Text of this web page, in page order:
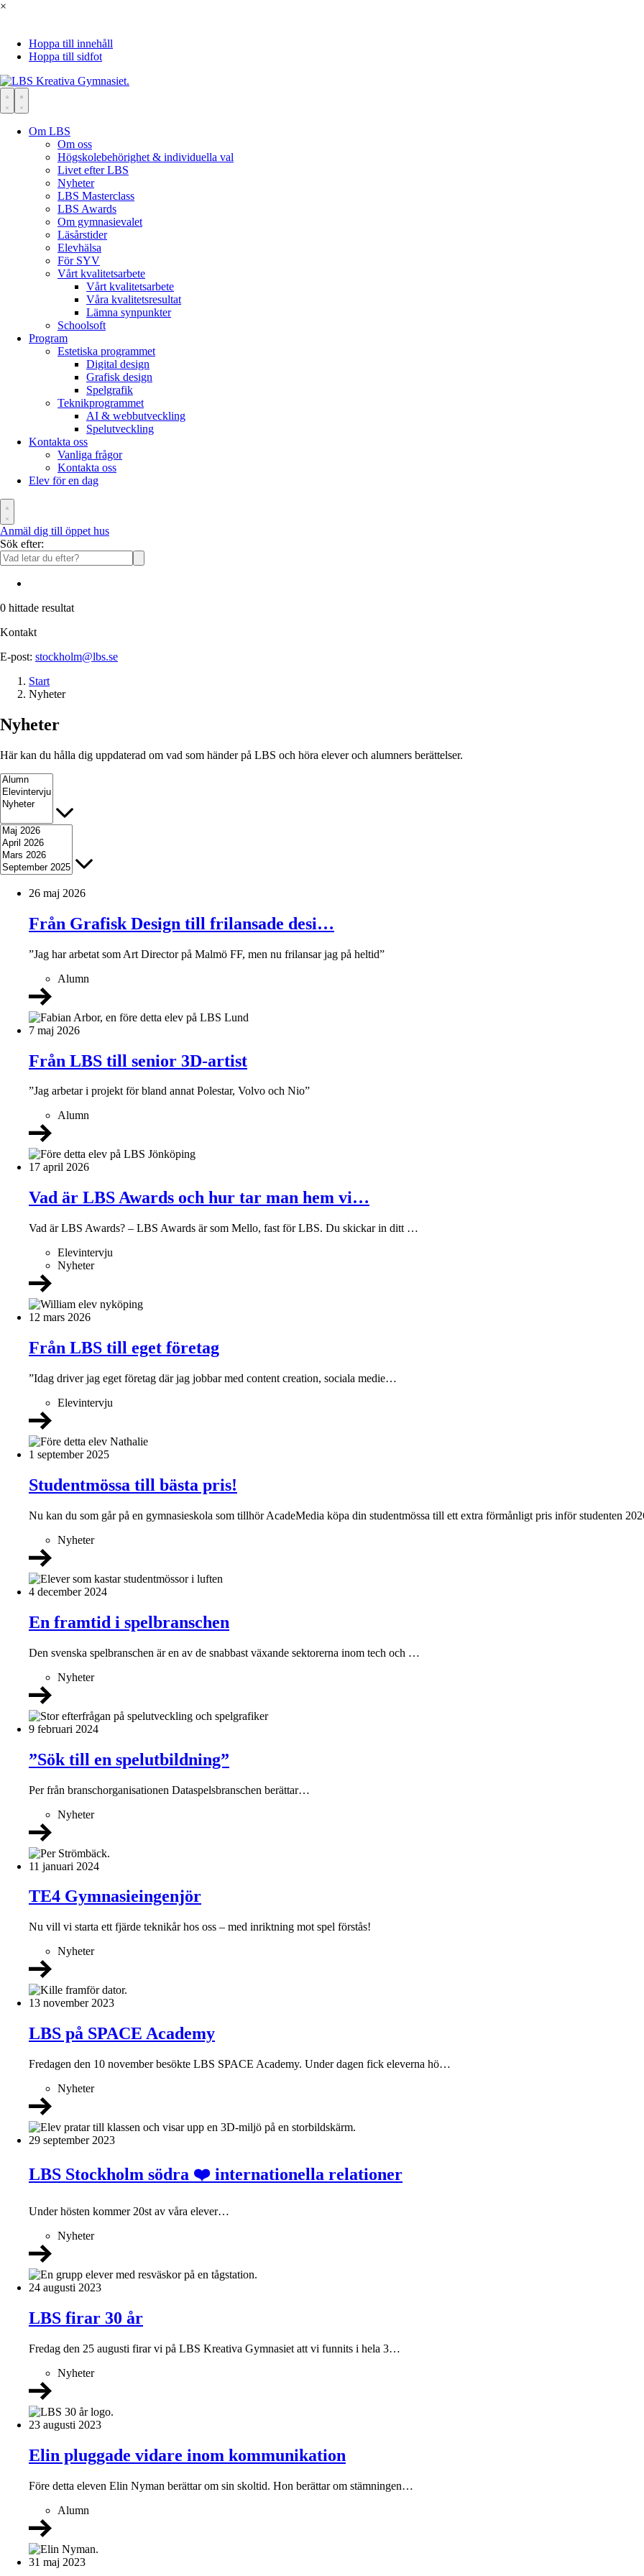
×
Hoppa till innehåll
Hoppa till sidfot
Om LBS
Om oss
Högskolebehörighet & individuella val
Livet efter LBS
Nyheter
LBS Masterclass
LBS Awards
Om gymnasievalet
Läsårstider
Elevhälsa
För SYV
Vårt kvalitetsarbete
Vårt kvalitetsarbete
Våra kvalitetsresultat
Lämna synpunkter
Schoolsoft
Program
Estetiska programmet
Digital design
Grafisk design
Spelgrafik
Teknikprogrammet
AI & webbutveckling
Spelutveckling
Kontakta oss
Vanliga frågor
Kontakta oss
Elev för en dag
Anmäl dig till öppet hus
Sök efter:
0 hittade resultat
Kontakt
E-post: stockholm@lbs.se
Start
Nyheter
Nyheter
Här kan du hålla dig uppdaterad om vad som händer på LBS och höra elever och alumners berättelser.
26 maj 2026
Från Grafisk Design till frilansade desi…
”Jag har arbetat som Art Director på Malmö FF, men nu frilansar jag på heltid”
Alumn
7 maj 2026
Från LBS till senior 3D-artist
”Jag arbetar i projekt för bland annat Polestar, Volvo och Nio”
Alumn
17 april 2026
Vad är LBS Awards och hur tar man hem vi…
Vad är LBS Awards? – LBS Awards är som Mello, fast för LBS. Du skickar in ditt …
Elevintervju
Nyheter
12 mars 2026
Från LBS till eget företag
”Idag driver jag eget företag där jag jobbar med content creation, sociala medie…
Elevintervju
1 september 2025
Studentmössa till bästa pris!
Nu kan du som går på en gymnasieskola som tillhör AcadeMedia köpa din studentmössa till ett extra förmånligt pris inför studenten
Nyheter
4 december 2024
En framtid i spelbranschen
Den svenska spelbranschen är en av de snabbast växande sektorerna inom tech och …
Nyheter
9 februari 2024
”Sök till en spelutbildning”
Per från branschorganisationen Dataspelsbranschen berättar…
Nyheter
11 januari 2024
TE4 Gymnasieingenjör
Nu vill vi starta ett fjärde teknikår hos oss – med inriktning mot spel förstås!
Nyheter
13 november 2023
LBS på SPACE Academy
Fredagen den 10 november besökte LBS SPACE Academy. Under dagen fick eleverna hö…
Nyheter
29 september 2023
LBS Stockholm södra ❤️ internationella relationer
Under hösten kommer 20st av våra elever…
Nyheter
24 augusti 2023
LBS firar 30 år
Fredag den 25 augusti firar vi på LBS Kreativa Gymnasiet att vi funnits i hela 3…
Nyheter
23 augusti 2023
Elin pluggade vidare inom kommunikation
Före detta eleven Elin Nyman berättar om sin skoltid. Hon berättar om stämningen…
Alumn
31 maj 2023